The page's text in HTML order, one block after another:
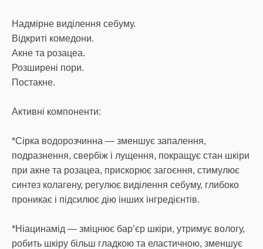
Надмірне виділення себуму.
Відкриті комедони.
Акне та розацеа.
Розширені пори.
Постакне.
Активні компоненти:
*Сірка водорозчинна — зменшує запалення,
подразнення, свербіж і лущення, покращує стан шкіри
при акне та розацеа, прискорює загоєння, стимулює
синтез колагену, регулює виділення себуму, глибоко
проникає і підсилює дію інших інгредієнтів.
*Ніацинамід — зміцнює бар’єр шкіри, утримує вологу,
робить шкіру більш гладкою та еластичною, зменшує